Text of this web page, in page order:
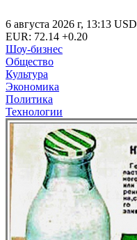
6 августа 2026 г, 13:13 USD
EUR: 72.14 +0.20
Шоу-бизнес
Общество
Культура
Экономика
Политика
Технологии